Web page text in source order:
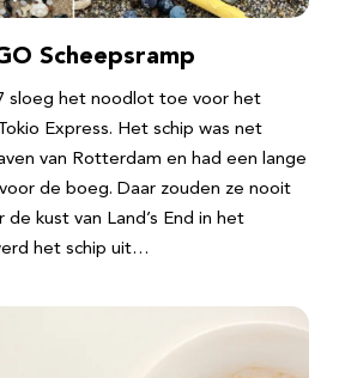
Scheepsramp
sloeg het noodlot toe voor het
Express. Het schip was net
van Rotterdam en had een lange
de boeg. Daar zouden ze nooit
kust van Land’s End in het
het schip uit…